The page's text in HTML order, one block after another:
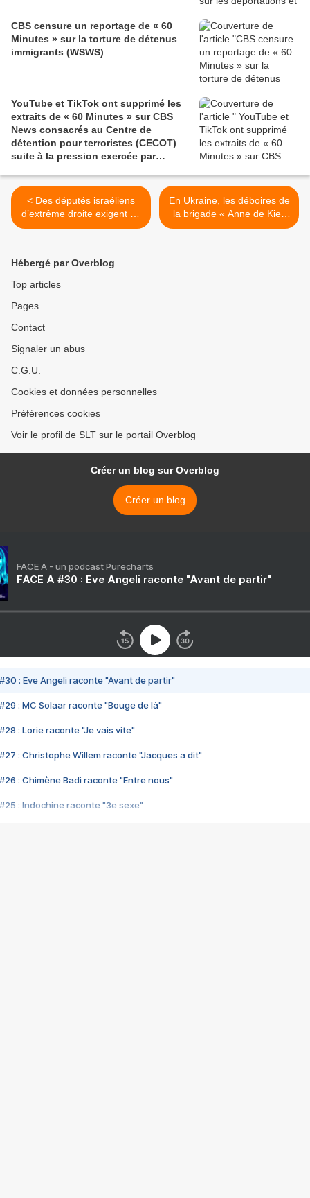
CBS censure un reportage de « 60
Minutes » sur la torture de détenus
immigrants (WSWS)
YouTube et TikTok ont supprimé les
extraits de « 60 Minutes » sur CBS
News consacrés au Centre de
détention pour terroristes (CECOT)
suite à la pression exercée par
< Des députés israéliens
d’extrême droite exigent un
nettoyage complet du nord
En Ukraine, les déboires de
la brigade « Anne de Kiev
», formée en France puis
Hébergé par Overblog
Top articles
Pages
Contact
Signaler un abus
C.G.U.
Cookies et données personnelles
Préférences cookies
Voir le profil de SLT sur le portail Overblog
Créer un blog sur Overblog
Créer un blog
FACE A - un podcast Purecharts
FACE A #30 : Eve Angeli raconte "Avant de partir"
#30 : Eve Angeli raconte "Avant de partir"
#29 : MC Solaar raconte "Bouge de là"
#28 : Lorie raconte "Je vais vite"
#27 : Christophe Willem raconte "Jacques a dit"
#26 : Chimène Badi raconte "Entre nous"
#25 : Indochine raconte "3e sexe"